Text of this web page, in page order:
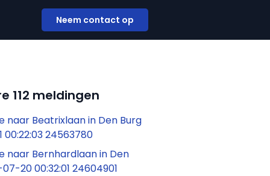
Neem contact op
112 meldingen
naar Beatrixlaan in Den Burg
00:22:03 24563780
naar Bernhardlaan in Den
20 00:32:01 24604901